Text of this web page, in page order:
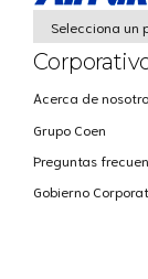
Selecciona un
Acerca de
Grupo Coen
Preguntas
Gobierno